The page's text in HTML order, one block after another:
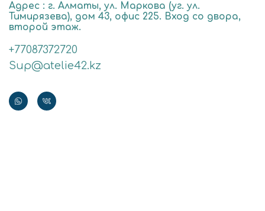
Адрес : г. Алматы, ул. Маркова (уг. ул.
Тимирязева), дом 43, офис 225. Вход со двора,
второй этаж.
+77087372720
Sup@atelie42.kz